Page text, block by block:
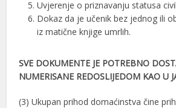
Uvjerenje o priznavanju statusa
Dokaz da je učenik bez jednog ili
iz matične knjige umrlih.
SVE DOKUMENTE JE POTREBNO
NUMERISANE REDOSLIJEDOM KAO U
(3) Ukupan prihod domaćinstva čine